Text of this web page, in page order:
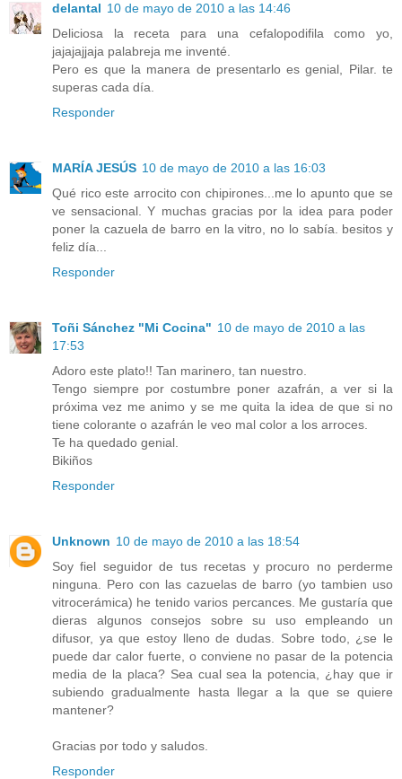
delantal 10 de mayo de 2010 a las 14:46
Deliciosa la receta para una cefalopodifila como yo,
jajajajjaja palabreja me inventé.
Pero es que la manera de presentarlo es genial, Pilar. te
superas cada día.
Responder
MARÍA JESÚS 10 de mayo de 2010 a las 16:03
Qué rico este arrocito con chipirones...me lo apunto que se
ve sensacional. Y muchas gracias por la idea para poder
poner la cazuela de barro en la vitro, no lo sabía. besitos y
feliz día...
Responder
Toñi Sánchez "Mi Cocina" 10 de mayo de 2010 a las
17:53
Adoro este plato!! Tan marinero, tan nuestro.
Tengo siempre por costumbre poner azafrán, a ver si la
próxima vez me animo y se me quita la idea de que si no
tiene colorante o azafrán le veo mal color a los arroces.
Te ha quedado genial.
Bikiños
Responder
Unknown 10 de mayo de 2010 a las 18:54
Soy fiel seguidor de tus recetas y procuro no perderme
ninguna. Pero con las cazuelas de barro (yo tambien uso
vitrocerámica) he tenido varios percances. Me gustaría que
dieras algunos consejos sobre su uso empleando un
difusor, ya que estoy lleno de dudas. Sobre todo, ¿se le
puede dar calor fuerte, o conviene no pasar de la potencia
media de la placa? Sea cual sea la potencia, ¿hay que ir
subiendo gradualmente hasta llegar a la que se quiere
mantener?
Gracias por todo y saludos.
Responder